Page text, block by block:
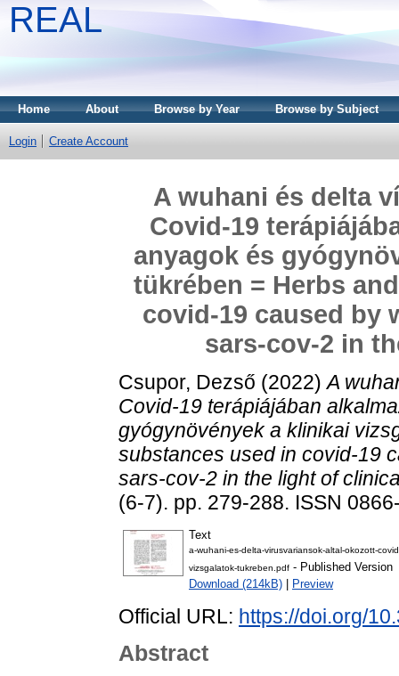
REAL
Home About Browse by Year Browse by Subject
Login Create Account
A wuhani és delta
Covid-19
anyagok és
tükrében = Herbs
covid-19 caused by
sars-cov-2 in
Csupor, Dezső (2022)A
Covid-19 terápiájában
gyógynövények a klinikai
substances used in covid-19
sars-cov-2 in the light of
(6-7). pp. 279-288. ISSN
Text
a-wuhani-es-delta-virusvariansok-altal-okozott-
vizsgalatok-tukreben.pdf - Published Version
Download (214kB)
Preview
Official URL: https://doi.org/
Abstract